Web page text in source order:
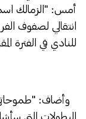
أمس: "الزمالك
انتقالي لصفوف
للنادي في الفترة
وأضاف: "طموحاتي
البطولات التي